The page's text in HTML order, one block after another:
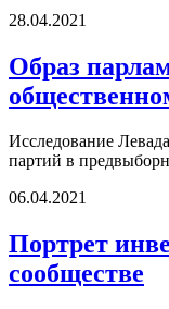
28.04.2021
Образ
Исследование
партий в
06.04.2021
Портрет
сообществе